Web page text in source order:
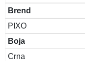
Brend
PIXO
Boja
Crna